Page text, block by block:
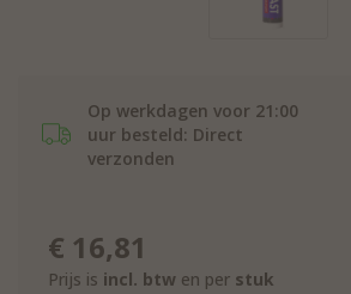
Op werkdagen voor 21:00
uur besteld: Direct
verzonden
€ 16,81
Prijs is incl. btw en per stuk